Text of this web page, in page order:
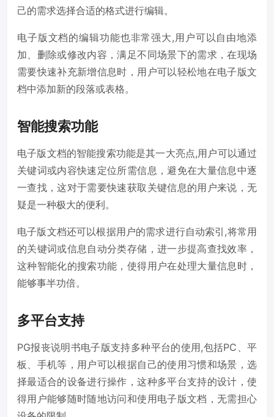
己的需求选择合适的格式进行编辑。
电子版文档的编辑功能也非常强大,用户可以自由地添
加、删除或修改内容，满足不同场景下的需求，在现场
需要快速补充新增信息时，用户可以轻松地在电子版文
档中添加新的段落或表格。
智能搜索功能
电子版文档的智能搜索功能是其一大亮点,用户可以通过
关键词或内容快速定位所需信息，避免在大量信息中逐
一查找，这对于需要快速获取关键信息的用户来说，无
疑是一种极大的便利。
电子版文档还可以根据用户的需求进行自动索引,将常用
的关键词或信息自动分类存储，进一步提高查找效率，
这种智能化的搜索功能，使得用户在处理大量信息时，
能够事半功倍。
多平台支持
PG报丧说明书电子版支持多种平台的使用,包括PC、平
板、手机等，用户可以根据自己的使用习惯和场景，选
择最适合的设备进行操作，这种多平台支持的设计，使
得用户能够随时随地访问和使用电子版文档，无需担心